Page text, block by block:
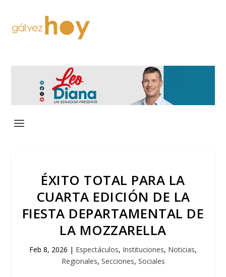
ÉXITO TOTAL PARA LA
CUARTA EDICIÓN DE LA
FIESTA DEPARTAMENTAL DE
LA MOZZARELLA
Feb 8, 2026 | Espectáculos, Instituciones, Noticias,
Regionales, Secciones, Sociales